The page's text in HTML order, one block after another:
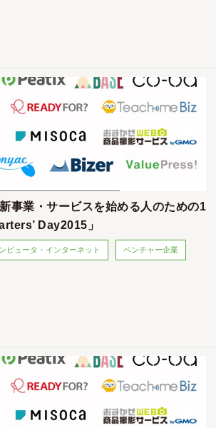
事業・サービスを始める人のための1
Day2015」
ピュータ・インターネット ベンチャー企業